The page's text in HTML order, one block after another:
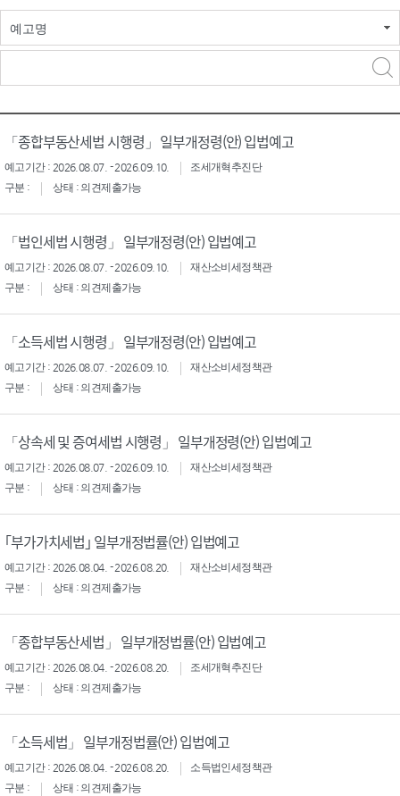
예고명
「종합부동산세법 시행령」 일부개정령(안) 입법예고
예고기간 : 2026.08.07. - 2026.09.10.
조세개혁추진단
구분 :
상태 : 의견제출가능
「법인세법 시행령」 일부개정령(안) 입법예고
예고기간 : 2026.08.07. - 2026.09.10.
재산소비세정책관
구분 :
상태 : 의견제출가능
「소득세법 시행령」 일부개정령(안) 입법예고
예고기간 : 2026.08.07. - 2026.09.10.
재산소비세정책관
구분 :
상태 : 의견제출가능
「상속세 및 증여세법 시행령」 일부개정령(안) 입법예고
예고기간 : 2026.08.07. - 2026.09.10.
재산소비세정책관
구분 :
상태 : 의견제출가능
｢부가가치세법｣ 일부개정법률(안) 입법예고
예고기간 : 2026.08.04. - 2026.08.20.
재산소비세정책관
구분 :
상태 : 의견제출가능
「종합부동산세법」 일부개정법률(안) 입법예고
예고기간 : 2026.08.04. - 2026.08.20.
조세개혁추진단
구분 :
상태 : 의견제출가능
「소득세법」 일부개정법률(안) 입법예고
예고기간 : 2026.08.04. - 2026.08.20.
소득법인세정책관
구분 :
상태 : 의견제출가능